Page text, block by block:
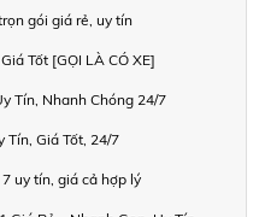
gói giá rẻ, uy tín
Tốt [GỌI LÀ CÓ XE]
Tín, Nhanh Chóng 24/7
Tín, Giá Tốt, 24/7
uy tín, giá cả hợp lý